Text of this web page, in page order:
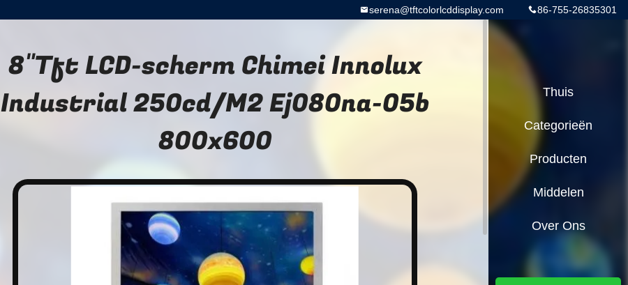
86-755-26835301
serena@tftcolorlcddisplay.com
8"Tft LCD-scherm Chimei Innolux
Industrial 250cd/M2 Ej080na-05b
800x600
Thuis
Categorieën
Producten
Middelen
Over Ons